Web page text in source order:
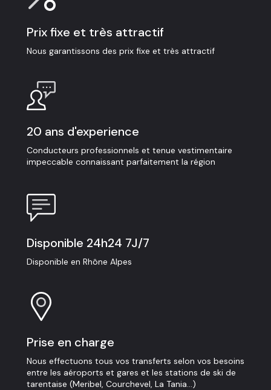
Prix fixe et très attractif
Nous garantissons des prix fixe et très attractif
20 ans d'experience
Conducteurs professionnels et tenue vestimentaire
impeccable connaissant parfaitement la région
Disponible 24h24 7J/7
Disponible en Rhône Alpes
Prise en charge
Nous effectuons tous vos transferts selon vos besoins
entre les aéroports et gares et les stations de ski de
tarentaise (Meribel, Courchevel, La Tania...)